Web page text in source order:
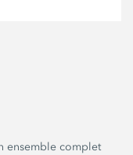
ensemble complet